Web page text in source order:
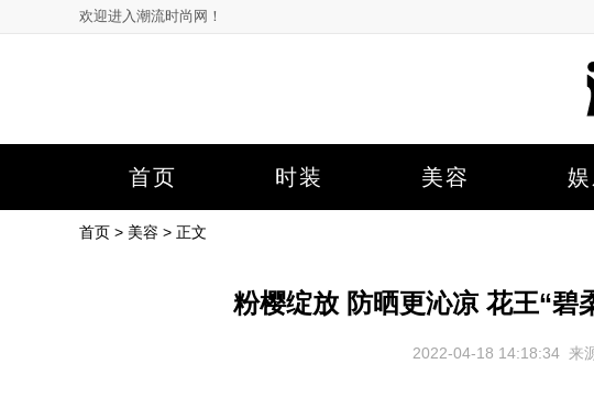
欢迎进入潮流时尚网！
首页 时装 美容
首页 > 美容 > 正文
粉樱绽放 防晒更沁凉 花王“碧
2022-04-18 14:18:34 来